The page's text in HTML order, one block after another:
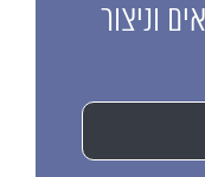
וניצור